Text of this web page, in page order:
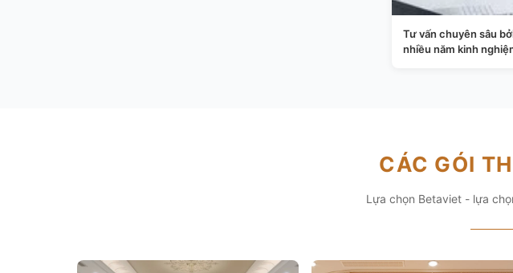
Tư vấn chuyên sâu
nhiều năm kinh
CÁC GÓI
Lựa chọn Betaviet - lựa